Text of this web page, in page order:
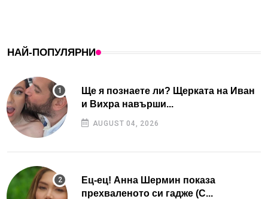
НАЙ-ПОПУЛЯРНИ
Ще я познаете ли? Щерката на Иван
и Вихра навърши...
AUGUST 04, 2026
Ец-ец! Анна Шермин показа
прехваленото си гадже (С...